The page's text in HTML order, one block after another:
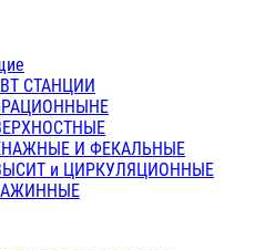
СТАНЦИИ
И ФЕКАЛЬНЫЕ
и ЦИРКУЛЯЦИОННЫЕ